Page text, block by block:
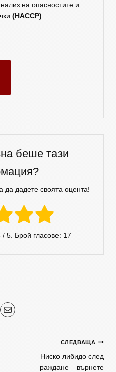
на опасностите и
(HACCP).
беше тази
да дадете своята оцента!
/ 5. Брой гласове: 17
СЛЕДВАЩА
Ниско либидо след
раждане – върнете